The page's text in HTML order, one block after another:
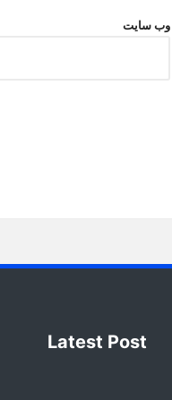
وب‌ سایت
Latest Post